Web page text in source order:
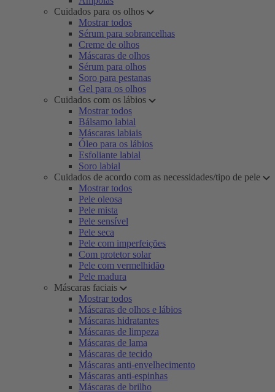
Cuidados para os olhos
Mostrar todos
Sérum para sobrancelhas
Creme de olhos
Máscaras de olhos
Sérum para olhos
Soro para pestanas
Gel para os olhos
Cuidados com os lábios
Mostrar todos
Bálsamo labial
Máscaras labiais
Óleo para os lábios
Esfoliante labial
Soro labial
Cuidados de acordo com as necessidades/tipo de pele
Mostrar todos
Pele oleosa
Pele mista
Pele sensível
Pele seca
Pele com imperfeições
Com protetor solar
Pele com vermelhidão
Pele madura
Máscaras faciais
Mostrar todos
Máscaras de olhos e lábios
Máscaras hidratantes
Máscaras de limpeza
Máscaras de lama
Máscaras de tecido
Máscaras anti-envelhecimento
Máscaras anti-espinhas
Máscaras de brilho